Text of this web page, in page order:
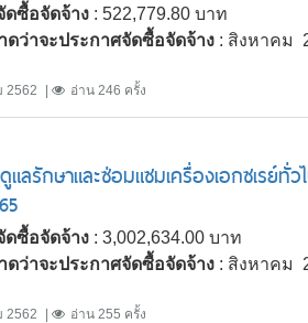
ดซื้อจัดจ้าง : 522,779.80 บาท
ดว่าจะประกาศจัดซื้อจัดจ้าง : สิงหาคม
2562 อ่าน 246 ครั้ง
แลรักษาและซ่อมแซมเครื่องเอกซเร
ดซื้อจัดจ้าง : 3,002,634.00 บาท
ดว่าจะประกาศจัดซื้อจัดจ้าง : สิงหาคม
2562 อ่าน 255 ครั้ง